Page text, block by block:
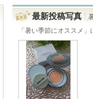
最新投稿写真
「暑い季節にオススメ